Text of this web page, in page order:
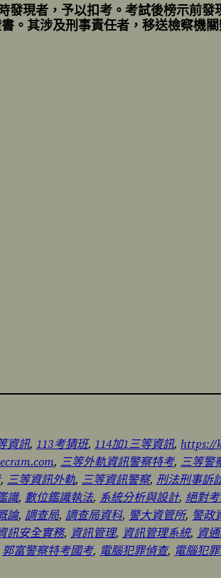
現者，予以扣考。考試後榜示前
。其涉及刑事責任者，移送檢察機
資訊, 113考猜班, 114加1三等資訊, https://
, 三等外軌資訊警察特考, 三等警
, 三等資訊外軌, 三等資訊警察, 刑法刑事訴
識, 數位鑑識執法, 系統分析與設計, 絕對
論, 調查局, 調查局資科, 警大資管所, 警政
訊安全實務, 資訊管理, 資訊管理系統, 資
郭富警察特考國考, 電腦犯罪偵查, 電腦犯